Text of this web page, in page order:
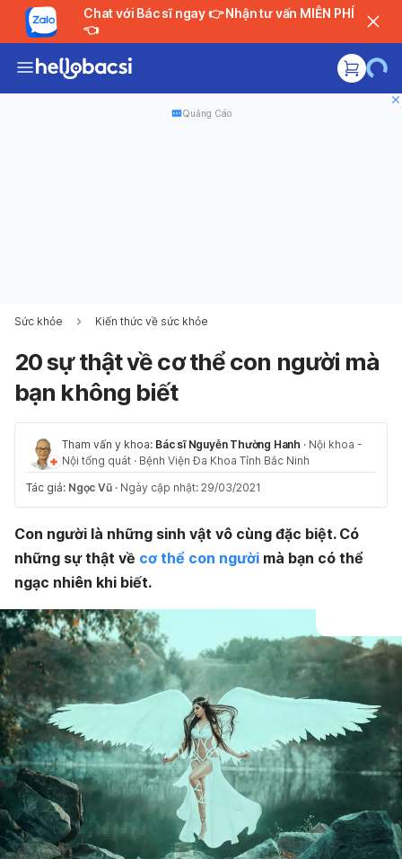
Chat với Bác sĩ ngay 👉 Nhận tư vấn MIỄN PHÍ
👈
Quảng Cáo
Sức khỏe Kiến thức về sức khỏe
20 sự thật về cơ thể con người mà
bạn không biết
Tham vấn y khoa: Bác sĩ Nguyễn Thường Hanh · Nội khoa -
Nội tổng quát · Bệnh Viện Đa Khoa Tỉnh Bắc Ninh
Tác giả: Ngọc Vũ · Ngày cập nhật: 29/03/2021
Con người là những sinh vật vô cùng đặc biệt. Có
những sự thật về cơ thể con người mà bạn có thể
ngạc nhiên khi biết.